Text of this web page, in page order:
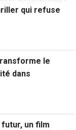
qui refuse
le
dans
futur, un film